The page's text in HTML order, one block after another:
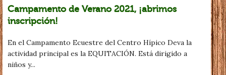
Campamento de Verano 2021, ¡abrimos
inscripción!
En el Campamento Ecuestre del Centro Hípico Deva la
actividad principal es la EQUITACIÓN. Está dirigido a
niños y...